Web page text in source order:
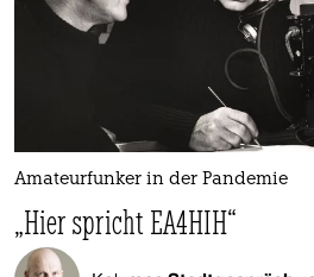
Amateurfunker in der Pandemie
„Hier spricht EA4HIH“